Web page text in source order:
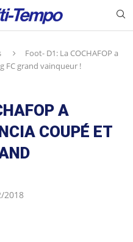
Foot- D1: La COCHAFOP a
FC grand vainqueur !
A
COUPÉ ET
2018